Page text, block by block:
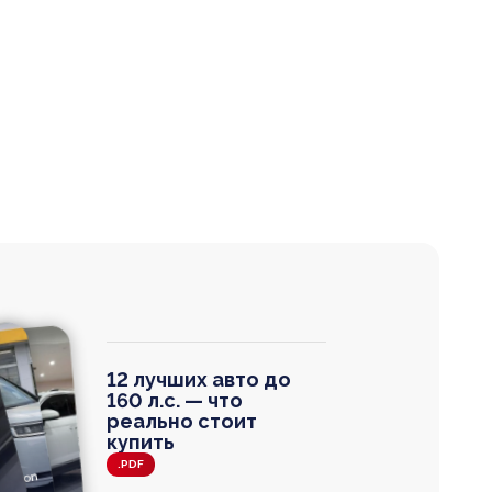
12 лучших авто до
160 л.с. — что
реально стоит
купить
.PDF